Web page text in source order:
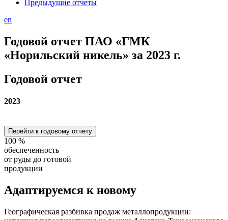
Предыдущие отчеты
en
Годовой отчет ПАО «ГМК
«Норильский никель» за 2023 г.
Годовой отчет
2023
Перейти к годовому отчету
100 %
обеспеченность
от руды до готовой
продукции
Адаптируемся к новому
Географическая разбивка продаж металлопродукции: